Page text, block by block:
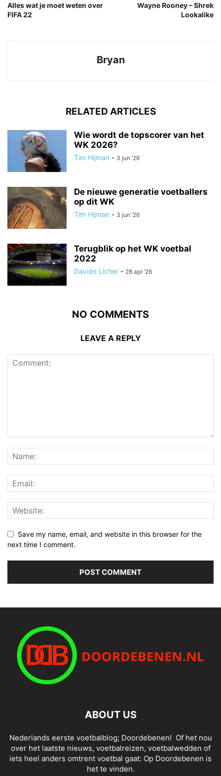
Alles wat je moet weten over
FIFA 22
Wayne Rooney – Shrek
Lookalike
Bryan
RELATED ARTICLES
Wie wordt de topscorer van het
WK 2026?
Tim Hijman - 3 jun ’26
De nieuwe generatie voetballers
op dit WK
Tim Hijman - 3 jun ’26
Terugblik op het WK voetbal
2022
Davide Licher - 28 apr ’26
NO COMMENTS
LEAVE A REPLY
Save my name, email, and website in this browser for the
next time I comment.
ABOUT US
Nederlands eerste voetbalblog; Doordebenen! Of het nou
over het laatste nieuws, voetbalreizen, voetbalwedden of
iets heel anders omtrent voetbal gaat: Op Doordebenen is
het te vinden.